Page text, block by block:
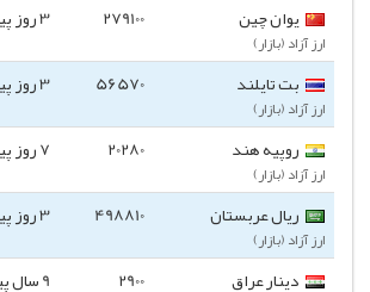
یوان چین
ارز آزاد (بازار)
279100
3 روز پیش
بت تایلند
ارز آزاد (بازار)
56570
3 روز پیش
روپیه هند
ارز آزاد (بازار)
20280
7 روز پیش
ریال عربستان
ارز آزاد (بازار)
498810
3 روز پیش
دینار عراق
2900
9 سال پیش